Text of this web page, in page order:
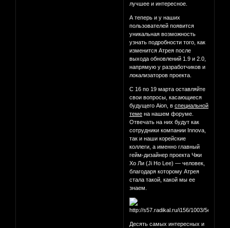
лучшее и интересное.
А теперь и у наших
пользователей появится
уникальная возможность
узнать подробности того, как
изменится Атрея после
выхода обновлений 1.9 и 2.0,
напрямую у разработчиков и
локализаторов проекта.
С 16 по 19 марта оставляйте
свои вопросы, касающиеся
будущего Aion, вспециальной
теме на нашем форуме.
Отвечать на них будут как
сотрудники компании Innova,
так и наши корейские
коллеги, а именно главный
гейм-дизайнер проекта Чжи
Хо Ли (Ji Ho Lee) — человек,
благодаря которому Атрея
стала такой, какой мы ее
знаем.
Десять самых интересных и